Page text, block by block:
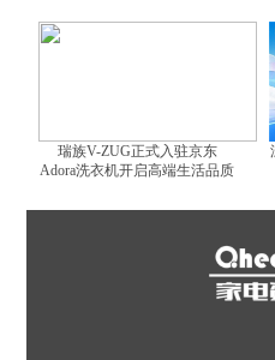
瑞族V-ZUG正式入驻京东
Adora洗衣机开启高端生活品质